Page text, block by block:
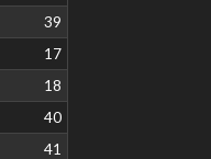
39
17
18
40
41